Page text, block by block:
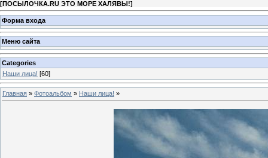
[ПОСЫЛОЧКА.RU ЭТО МОРЕ ХАЛЯВЫ!]
Форма входа
Меню сайта
Categories
Наши лица! [60]
Главная » Фотоальбом » Наши лица! »